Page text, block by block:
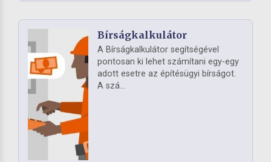
Bírságkalkulátor
A Bírságkalkulátor segítségével
pontosan ki lehet számítani egy-egy
adott esetre az építésügyi bírságot.
A szá...